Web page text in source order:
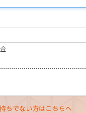
ちでない方はこちらへ